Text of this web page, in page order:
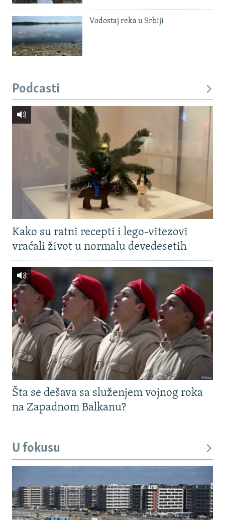
Vodostaj reka u Srbiji
Podcasti
Kako su ratni recepti i lego-vitezovi
vraćali život u normalu devedesetih
Šta se dešava sa služenjem vojnog roka
na Zapadnom Balkanu?
U fokusu